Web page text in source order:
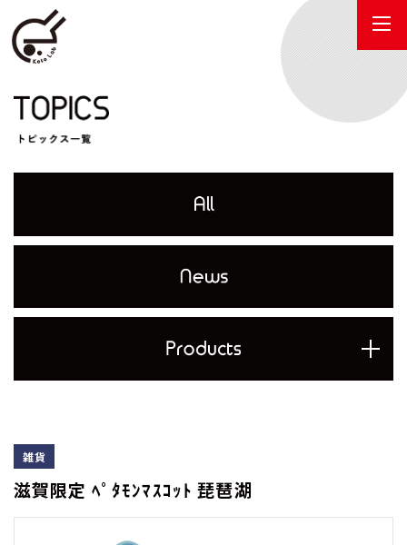
雑貨
滋賀限定 ﾍﾟﾀﾓﾝﾏｽｺｯﾄ 琵琶湖